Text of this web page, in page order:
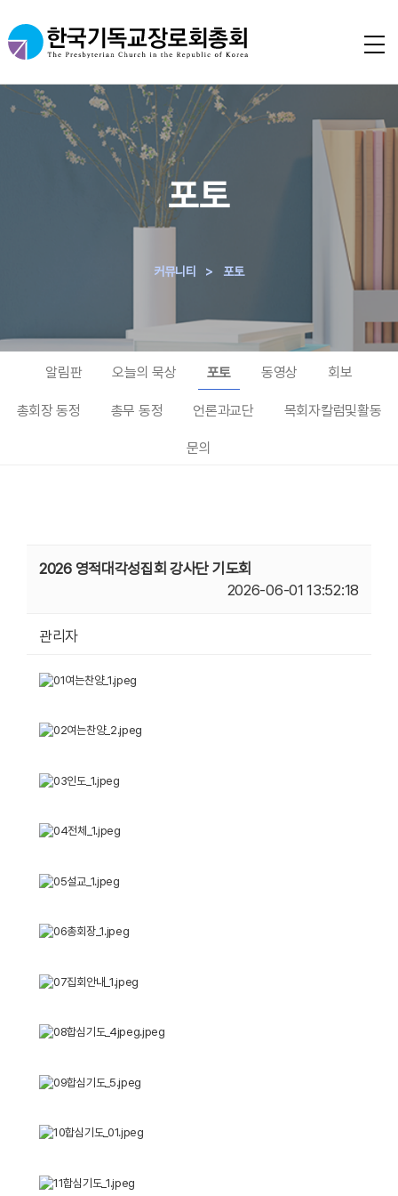
포토
커뮤니티 > 포토
알림판 오늘의 묵상 포토 동영상 회보
총회장 동정 총무 동정 언론과교단 목회자칼럼및활동
문의
2026 영적대각성집회 강사단 기도회
2026-06-01 13:52:18
관리자